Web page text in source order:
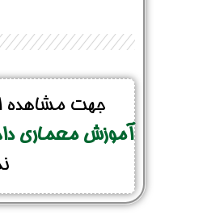
جهت مشاهده
آموزش معماری